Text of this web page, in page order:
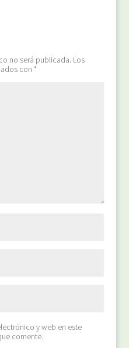
no será publicada. Los
con *
y web en este
comente.